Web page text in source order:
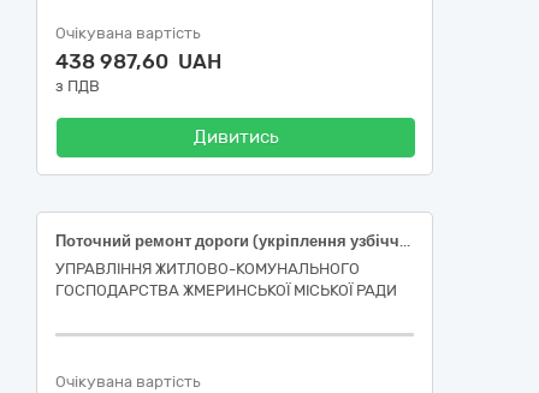
Очікувана вартість
438 987,60 UAH
з ПДВ
Дивитись
Поточний ремонт дороги (укріплення узбіччя) по вул. Мельнична в м. Жмеринка, Вінницької області
УПРАВЛІННЯ ЖИТЛОВО-КОМУНАЛЬНОГО
ГОСПОДАРСТВА ЖМЕРИНСЬКОЇ МІСЬКОЇ РАДИ
Очікувана вартість